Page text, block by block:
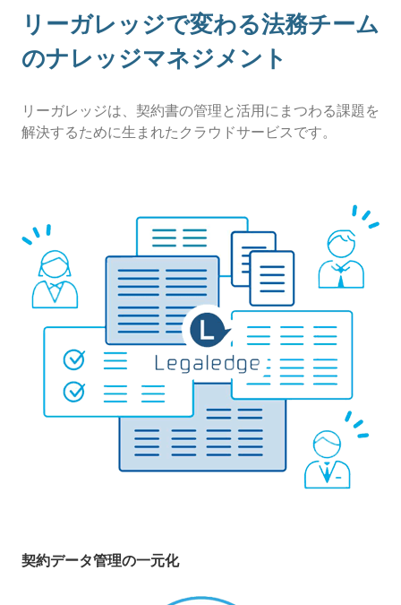
リーガレッジで変わる法務チーム
のナレッジマネジメント
リーガレッジは、契約書の管理と活用にまつわる課題を
解決するために生まれたクラウドサービスです。
契約データ管理の一元化